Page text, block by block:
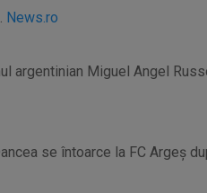
News.ro
argentinian Miguel Angel
se întoarce la FC Argeş